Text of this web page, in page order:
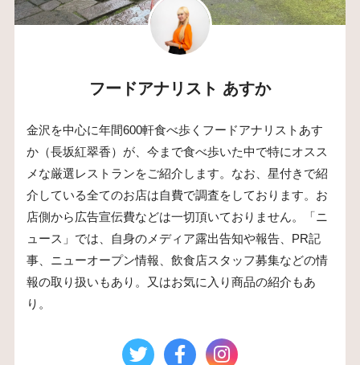
フードアナリスト あすか
金沢を中心に年間600軒食べ歩くフードアナリストあす
か（長坂紅翠香）が、今まで食べ歩いた中で特にオスス
メな厳選レストランをご紹介します。なお、星付きで紹
介している全てのお店は自費で調査をしております。お
店側から広告宣伝費などは一切頂いておりません。「ニ
ュース」では、自身のメディア露出告知や報告、PR記
事、ニューオープン情報、飲食店スタッフ募集などの情
報の取り扱いもあり。又はお気に入り商品の紹介もあ
り。